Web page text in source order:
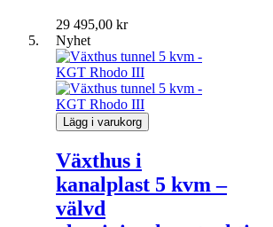
29 495,00 kr
Nyhet
Lägg i varukorg
Växthus i
kanalplast 5 kvm –
välvd